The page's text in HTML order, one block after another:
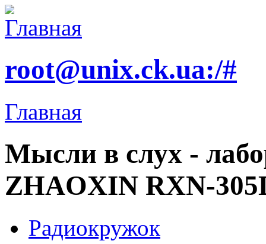
root@unix.ck.ua:/#
Главная
Мысли в слух -
ZHAOXIN RXN-
Радиокружок